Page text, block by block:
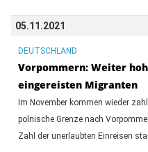
05.11.2021
DEUTSCHLAND
Vorpommern: Weiter
eingereisten Migranten
Im November kommen wieder
polnische Grenze nach
Zahl der unerlaubten Einreisen